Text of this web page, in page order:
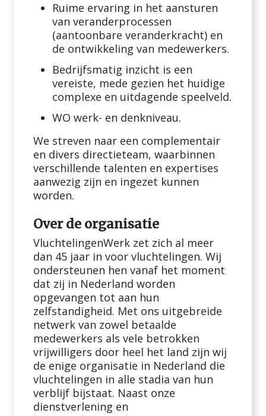
Ruime ervaring in het aansturen
van veranderprocessen
(aantoonbare veranderkracht) en
de ontwikkeling van medewerkers.
Bedrijfsmatig inzicht is een
vereiste, mede gezien het huidige
complexe en uitdagende speelveld.
WO werk- en denkniveau.
We streven naar een complementair
en divers directieteam, waarbinnen
verschillende talenten en expertises
aanwezig zijn en ingezet kunnen
worden.
Over de organisatie
VluchtelingenWerk zet zich al meer
dan 45 jaar in voor vluchtelingen. Wij
ondersteunen hen vanaf het moment
dat zij in Nederland worden
opgevangen tot aan hun
zelfstandigheid. Met ons uitgebreide
netwerk van zowel betaalde
medewerkers als vele betrokken
vrijwilligers door heel het land zijn wij
de enige organisatie in Nederland die
vluchtelingen in alle stadia van hun
verblijf bijstaat. Naast onze
dienstverlening en